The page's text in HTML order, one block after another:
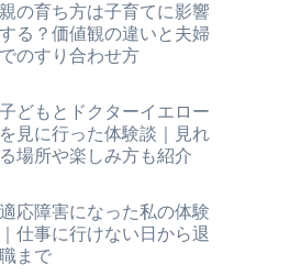
親の育ち方は子育てに影響
する？価値観の違いと夫婦
でのすり合わせ方
子どもとドクターイエロー
を見に行った体験談｜見れ
る場所や楽しみ方も紹介
適応障害になった私の体験
｜仕事に行けない日から退
職まで